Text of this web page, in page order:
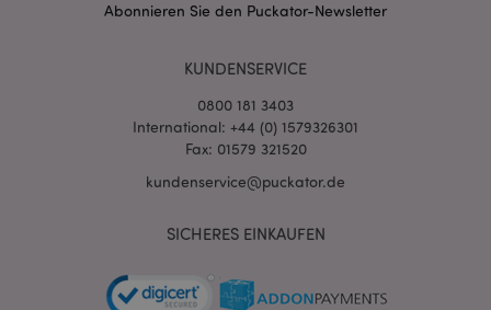
Abonnieren Sie den Puckator-Newsletter
KUNDENSERVICE
0800 181 3403
International: +44 (0) 1579326301
Fax: 01579 321520
kundenservice@puckator.de
SICHERES EINKAUFEN
mage-cache-sessid
www.puckator.de